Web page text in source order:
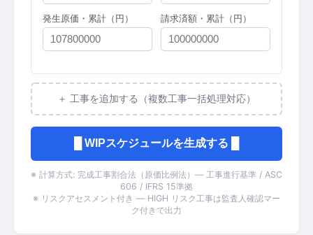
発生原価・累計（円） 請求済額・累計（円）
＋ 工事を追加する（複数工事一括処理対応）
█ WIPスケジュールを生成する █
※ 計算方式: 完成工事割合法（原価比例法）— 工事進行基準 / ASC
606 / IFRS 15準拠
※ リスクアセスメント付き — HIGH リスク工事は監査人確認マー
ク付きで出力